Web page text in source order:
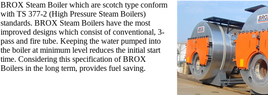
BROX Steam Boiler which are scotch type conform
with TS 377-2 (High Pressure Steam Boilers)
standards. BROX Steam Boilers have the most
improved designs which consist of conventional, 3-
pass and fire tube. Keeping the water pumped into
the boiler at minimum level reduces the initial start
time. Considering this specification of BROX
Boilers in the long term, provides fuel saving.